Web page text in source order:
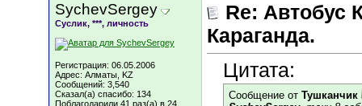
SychevSergey
Суслик, ***, личность
Регистрация: 06.05.2006
Адрес: Алматы, KZ
Сообщений: 3,540
Сказал(а) спасибо: 134
Поблагодарили 41 раз(а) в 24
Re: Автобус
Караганда.
Цитата:
Сообщение от Тушканчик